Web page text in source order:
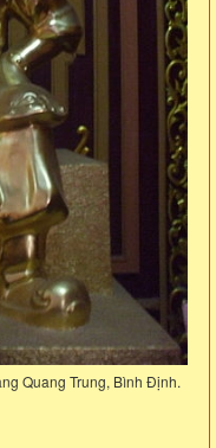
Quang Trung, Bình Định.